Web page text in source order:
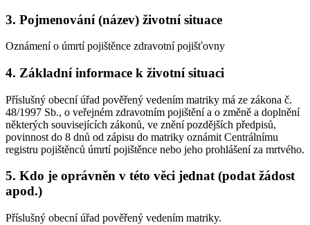
3. Pojmenování (název) životní situace
Oznámení o úmrtí pojištěnce zdravotní pojišťovny
4. Základní informace k životní situaci
Příslušný obecní úřad pověřený vedením matriky má ze zákona č.
48/1997 Sb., o veřejném zdravotním pojištění a o změně a doplnění
některých souvisejících zákonů, ve znění pozdějších předpisů,
povinnost do 8 dnů od zápisu do matriky oznámit Centrálnímu
registru pojištěnců úmrtí pojištěnce nebo jeho prohlášení za mrtvého.
5. Kdo je oprávněn v této věci jednat (podat žádost
apod.)
Příslušný obecní úřad pověřený vedením matriky.